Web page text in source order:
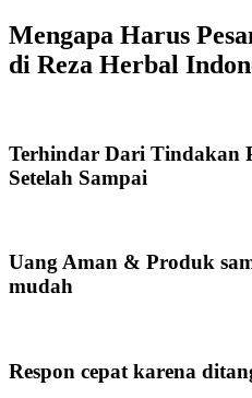
Mengapa Harus
di Reza Herbal
Terhindar Dari Tindakan
Setelah Sampai
Uang Aman & Produk
mudah
Respon cepat karena